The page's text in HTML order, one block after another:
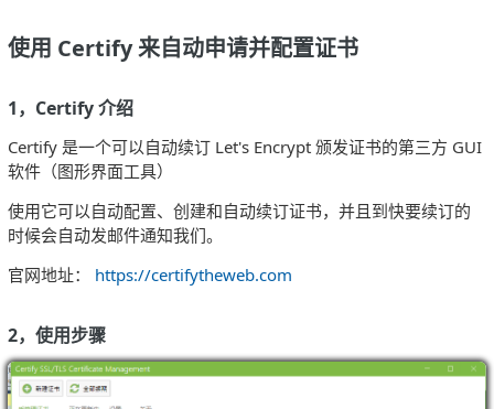
使用 Certify 来自动申请并配置证书
1，Certify 介绍
Certify 是一个可以自动续订 Let's Encrypt 颁发证书的第三方 GUI
软件（图形界面工具）
使用它可以自动配置、创建和自动续订证书，并且到快要续订的
时候会自动发邮件通知我们。
官网地址： https://certifytheweb.com
2，使用步骤